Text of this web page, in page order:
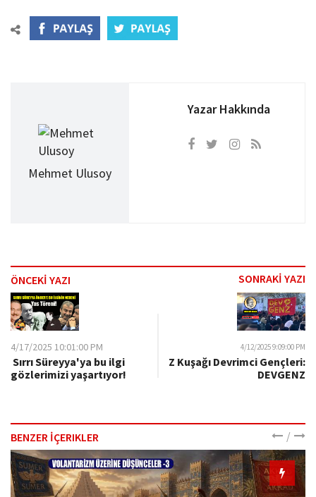
Mehmet Ulusoy
Yazar Hakkında
ÖNCEKİ YAZI SONRAKİ YAZI
4/17/2025 10:01:00 PM
​ Sırrı Süreyya'ya bu ilgi
gözlerimizi yaşartıyor!
4/12/2025 9:09:00 PM
Z Kuşağı Devrimci Gençleri:
DEVGENZ
BENZER İÇERIKLER /